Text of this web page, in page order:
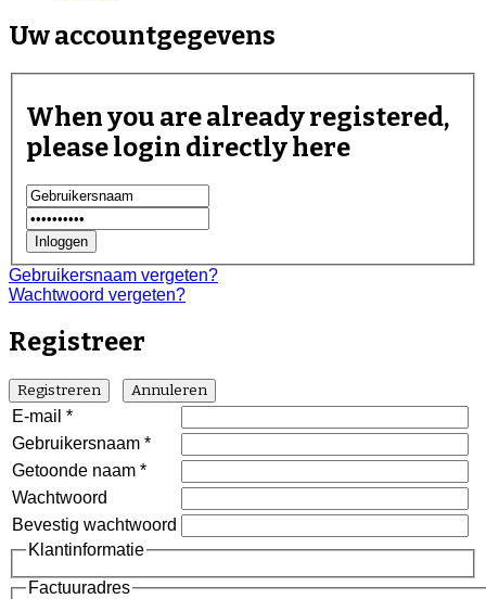
Uw accountgegevens
When you are already registered,
please login directly here
Gebruikersnaam vergeten?
Wachtwoord vergeten?
Registreer
Registreren Annuleren
E-mail *
Gebruikersnaam *
Getoonde naam *
Wachtwoord
Bevestig wachtwoord
Klantinformatie
Factuuradres